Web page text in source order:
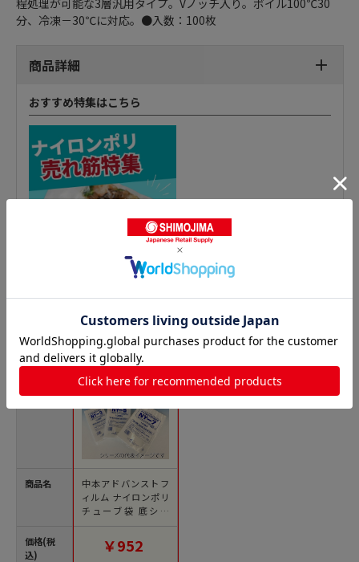
程処理が可能な3層汎用タイプ。Vノッチ入り。ボイル100℃30
分、冷凍－30℃に対応。●入数：100枚
商品詳細
おすすめ特集はこちら
ナイロンポリ チューブ袋の人気商品との比較
商品名
価格(税
込)
中本アドバンストフ
ィルム ナイロンポリ
チューブ袋 底シー
ル 3層 NY-4.5 100
袋）【直送品】
￥952